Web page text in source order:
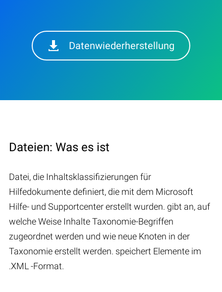
Datenwiederherstellung
Dateien: Was es ist
Datei, die Inhaltsklassifizierungen für
Hilfedokumente definiert, die mit dem Microsoft
Hilfe- und Supportcenter erstellt wurden. gibt an, auf
welche Weise Inhalte Taxonomie-Begriffen
zugeordnet werden und wie neue Knoten in der
Taxonomie erstellt werden. speichert Elemente im
.XML -Format.